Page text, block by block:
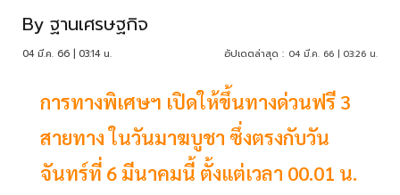
By ฐานเศรษฐกิจ
04 มี.ค. 66 | 03:14 น. อัปเดตล่าสุด : 04 มี.ค. 66 | 03:26 น.
การทางพิเศษฯ เปิดให้ขึ้นทางด่วนฟรี 3
สายทาง ในวันมาฆบูชา ซึ่งตรงกับวัน
จันทร์ที่ 6 มีนาคมนี้ ตั้งแต่เวลา 00.01 น.